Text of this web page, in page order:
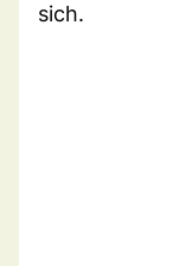
sich.